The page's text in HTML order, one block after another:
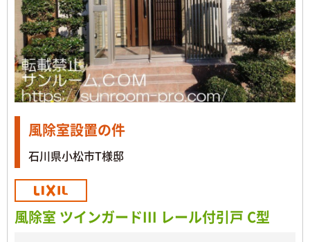
風除室設置の件
石川県小松市T様邸
風除室 ツインガードIII レール付引戸 C型